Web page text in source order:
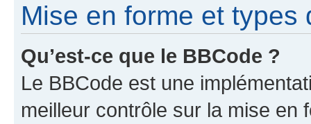
Mise en forme et types
Qu’est-ce que le BBCode ?
Le BBCode est une
meilleur contrôle sur la mise en